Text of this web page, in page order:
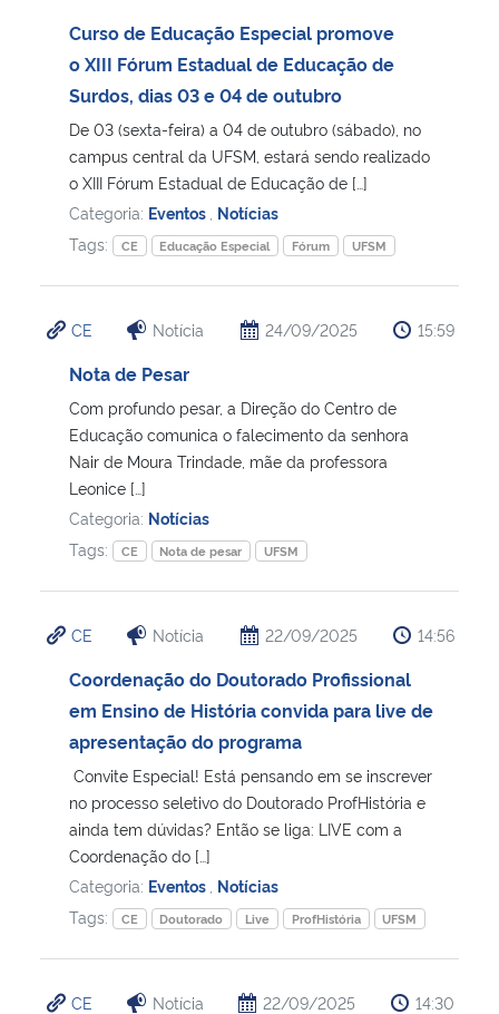
Curso de Educação Especial promove
o XIII Fórum Estadual de Educação de
Surdos, dias 03 e 04 de outubro
De 03 (sexta-feira) a 04 de outubro (sábado), no
campus central da UFSM, estará sendo realizado
o XIII Fórum Estadual de Educação de […]
Categoria: Eventos Notícias
Tags:
CE Educação Especial Fórum UFSM
CE Notícia 24/09/2025 15:59
Nota de Pesar
Com profundo pesar, a Direção do Centro de
Educação comunica o falecimento da senhora
Nair de Moura Trindade, mãe da professora
Leonice […]
Categoria: Notícias
Tags:
CE Nota de pesar UFSM
CE Notícia 22/09/2025 14:56
Coordenação do Doutorado Profissional
em Ensino de História convida para live de
apresentação do programa
Convite Especial! Está pensando em se inscrever
no processo seletivo do Doutorado ProfHistória e
ainda tem dúvidas? Então se liga: LIVE com a
Coordenação do […]
Categoria: Eventos Notícias
Tags:
CE Doutorado Live ProfHistória UFSM
CE Notícia 22/09/2025 14:30